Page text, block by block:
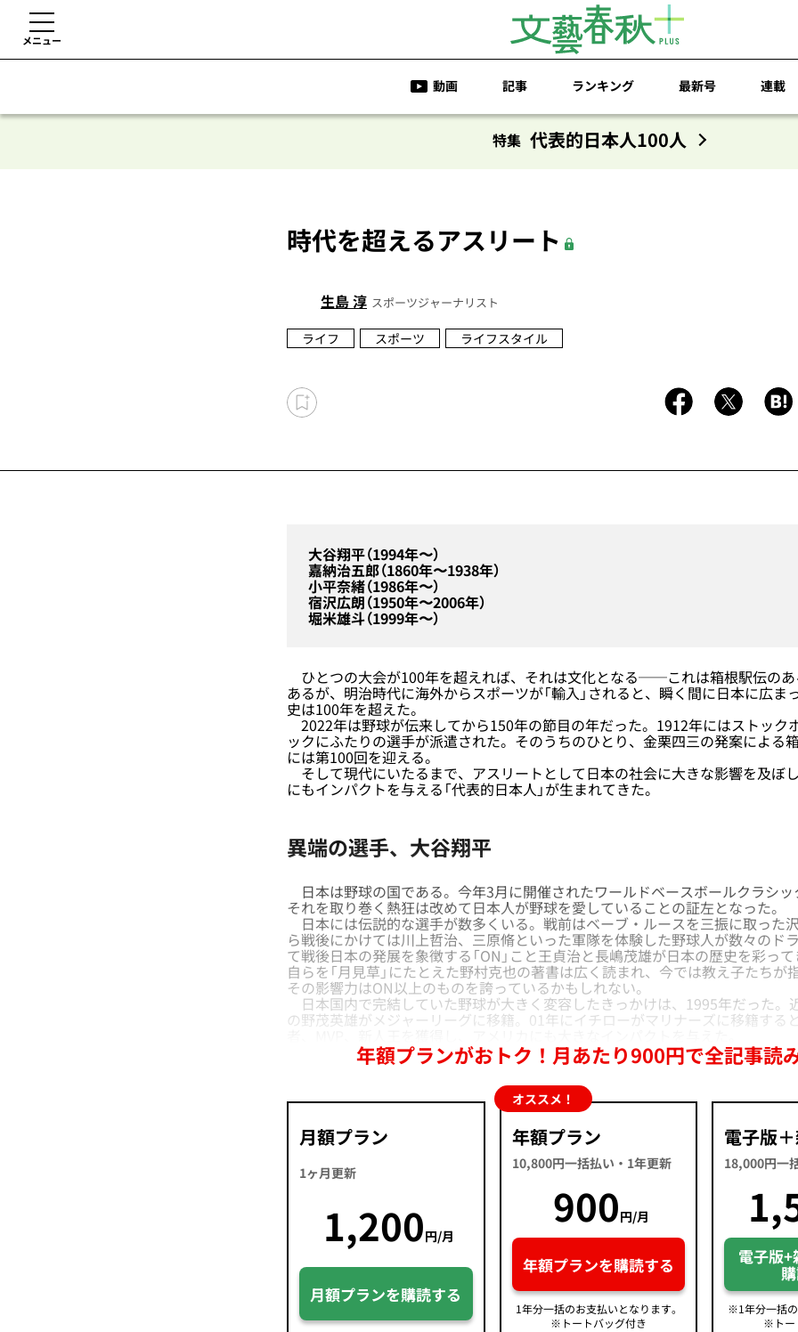
メニュー
動画 記事 ランキング 最新号 連載
特集 代表的日本人100人
時代を超えるアスリート
生島 淳 スポーツジャーナリスト
ライフ スポーツ ライフスタイル
大谷翔平（1994年〜）
嘉納治五郎（1860年〜1938年）
小平奈緒（1986年〜）
宿沢広朗（1950年〜2006年）
堀米雄斗（1999年〜）
ひとつの大会が100年を超えれば、それは文化となる──これは箱根駅伝の
あるが、明治時代に海外からスポーツが「輸入」されると、瞬く間に日本に広ま
史は100年を超えた。
2022年は野球が伝来してから150年の節目の年だった。1912年にはストック
ックにふたりの選手が派遣された。そのうちのひとり、金栗四三の発案による
には第100回を迎える。
そして現代にいたるまで、アスリートとして日本の社会に大きな影響を及ぼ
にもインパクトを与える「代表的日本人」が生まれてきた。
異端の選手、大谷翔平
日本は野球の国である。今年3月に開催されたワールドベースボールクラシッ
それを取り巻く熱狂は改めて日本人が野球を愛していることの証左となった。
日本には伝説的な選手が数多くいる。戦前はベーブ・ルースを三振に取った
ら戦後にかけては川上哲治、三原脩といった軍隊を体験した野球人が数々のド
て戦後日本の発展を象徴する「ON」こと王貞治と長嶋茂雄が日本の歴史を彩っ
自らを「月見草」にたとえた野村克也の著書は広く読まれ、今では教え子たちが
その影響力はON以上のものを誇っているかもしれない。
日本国内で完結していた野球が大きく変容したきっかけは、1995年だった。
の野茂英雄がメジャーリーグに移籍。01年にイチローがマリナーズに移籍する
年額プランがおトク！月あたり900円で全記事読
月額プラン
1ヶ月更新
1,200円/月
月額プランを購読する
オススメ！
年額プラン
10,800円一括払い・1年更新
900円/月
年額プランを購読する
1年分一括のお支払いとなります。
※トートバッグ付き
電子版
18,000円一
電子版
※1年分一括
※トー